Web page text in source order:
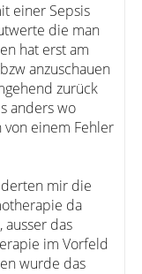
einer Sepsis
die man
hat erst am
anzuschauen
zurück
anders wo
von einem Fehler
mir die
da
das
im Vorfeld
wurde das